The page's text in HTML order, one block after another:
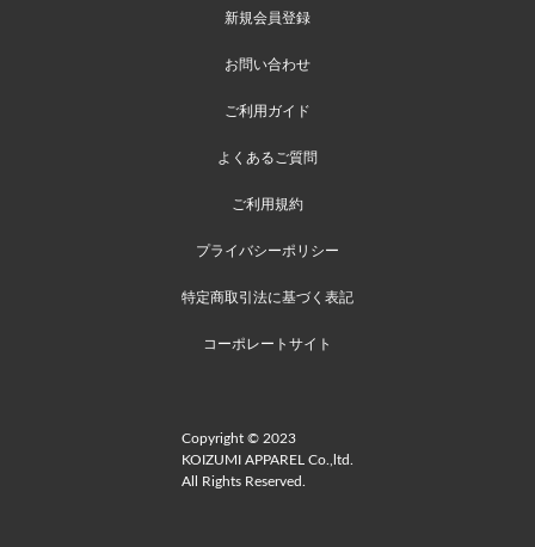
新規会員登録
お問い合わせ
ご利用ガイド
よくあるご質問
ご利用規約
プライバシーポリシー
特定商取引法に基づく表記
コーポレートサイト
Copyright © 2023
KOIZUMI APPAREL Co.,ltd.
All Rights Reserved.